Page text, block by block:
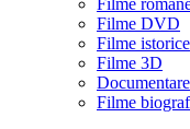
Filme
Filme DVD
Filme istorice
Filme 3D
Documentare
Filme